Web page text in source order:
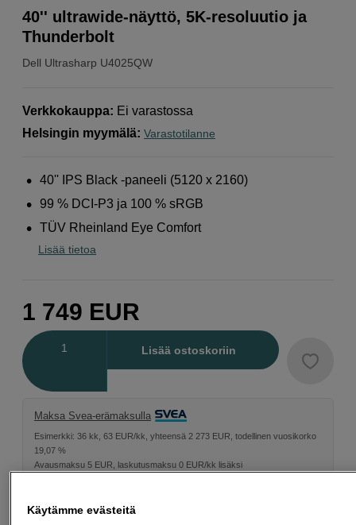
Dell Ultrasharp U4025QW
40'' ultrawide-näyttö, 5K-resoluutio ja
Thunderbolt
Verkkokauppa: Ei varastossa
Helsingin myymälä: Varastotilanne
40'' IPS Black -paneeli (5120 x 2160)
99 % DCI-P3 ja 100 % sRGB
TÜV Rheinland Eye Comfort
Lisää tietoa
1 749 EUR
Lisää ostoskoriin
Maksa Svea-erämaksulla
Esimerkki: 36 kk, 63 EUR/kk, yhteensä 2 273 EUR, todellinen vuosikorko
19,07 %
Avausmaksu 5 EUR, laskutusmaksu 0 EUR/kk lisäksi
liittymien tekemistä ja uusien lainojen saamista. Apua saat kuntasi talous- ja
Käytämme evästeitä